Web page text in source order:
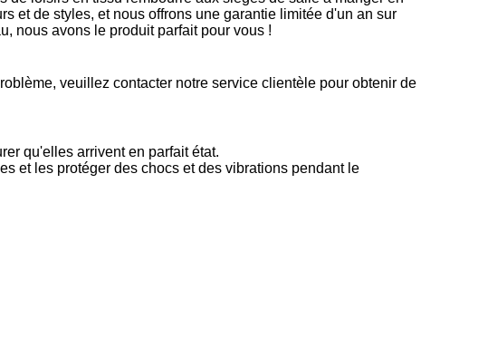
et de styles, et nous offrons une garantie limitée d'un an sur
nous avons le produit parfait pour vous !
veuillez contacter notre service clientèle pour obtenir de
qu'elles arrivent en parfait état.
et les protéger des chocs et des vibrations pendant le